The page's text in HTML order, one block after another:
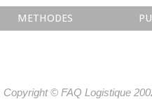
METHODES
Copyright © FAQ Logistique